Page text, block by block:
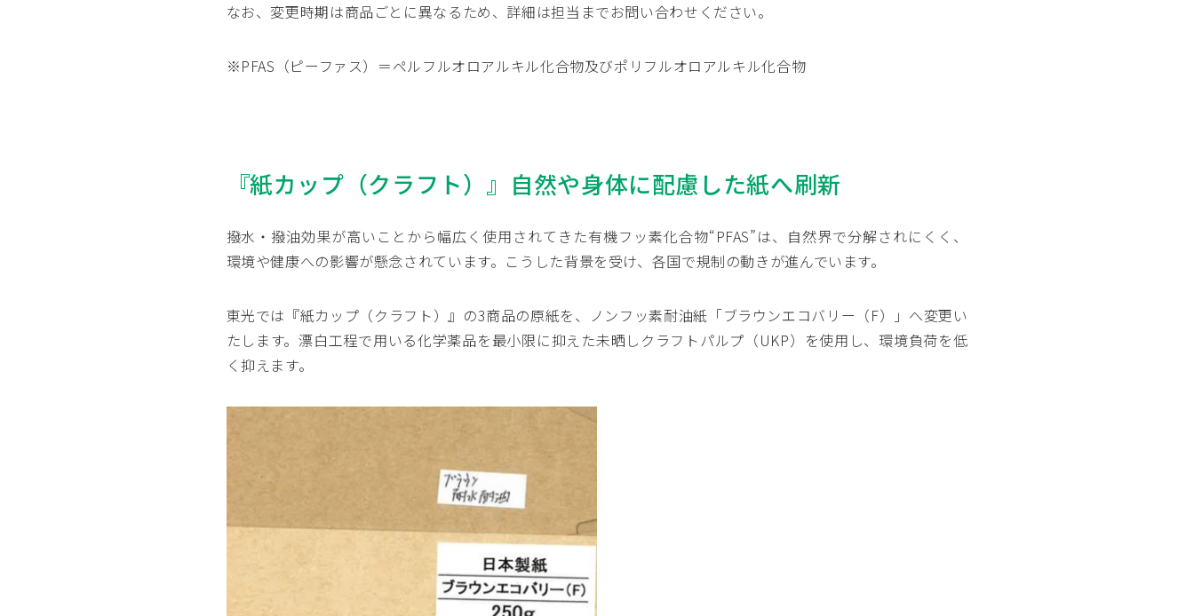
なお、変更時期は商品ごとに異なるため、詳細は担当までお問い合わせください。
※PFAS（ピーファス）＝ペルフルオロアルキル化合物及びポリフルオロアルキル化合物
『紙カップ（クラフト）』自然や身体に配慮した紙へ刷新
撥水・撥油効果が高いことから幅広く使用されてきた有機フッ素化合物“PFAS”は、自然界で分解されにくく、
環境や健康への影響が懸念されています。こうした背景を受け、各国で規制の動きが進んでいます。
東光では『紙カップ（クラフト）』の3商品の原紙を、ノンフッ素耐油紙「ブラウンエコバリー（F）」へ変更い
たします。漂白工程で用いる化学薬品を最小限に抑えた未晒しクラフトパルプ（UKP）を使用し、環境負荷を低
く抑えます。